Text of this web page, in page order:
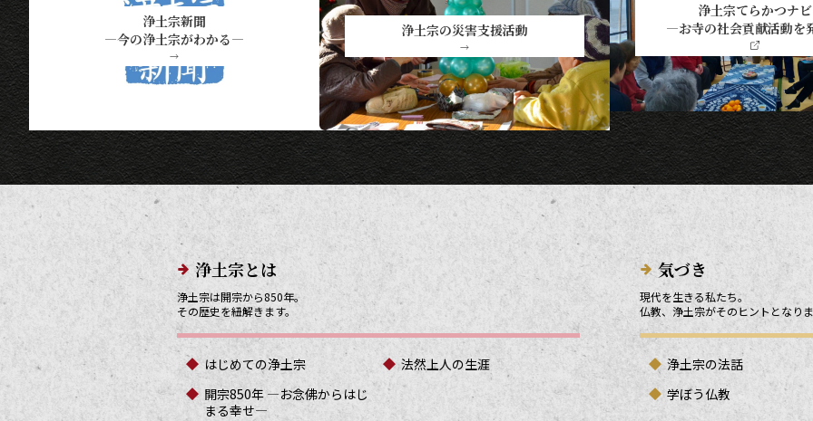
浄土宗新聞
―今の浄土宗がわかる―
→
浄土宗の災害支援活動
→
浄土宗てらかつナビ
―お寺の社会貢献活動を
メインメニューリンク
浄土宗とは
浄土宗は開宗から850年。
その歴史を紐解きます。
はじめての浄土宗
法然上人の生涯
開宗850年 ―お念佛からはじ
まる幸せ―
気づき
現代を生きる私たち。
仏教、浄土宗がそのヒントとなり
浄土宗の法話
学ぼう仏教